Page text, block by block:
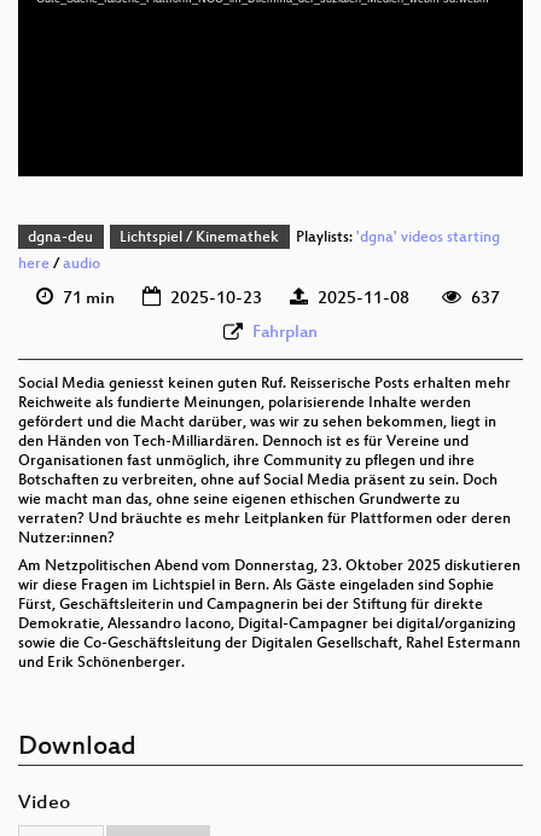
dgna-deu Lichtspiel / Kinemathek Playlists: 'dgna' videos starting
here /audio
71 min 2025-10-23 2025-11-08
637
Fahrplan
Social Media geniesst keinen guten Ruf. Reisserische Posts erhalten mehr
Reichweite als fundierte Meinungen, polarisierende Inhalte werden
gefördert und die Macht darüber, was wir zu sehen bekommen, liegt in
den Händen von Tech-Milliardären. Dennoch ist es für Vereine und
Organisationen fast unmöglich, ihre Community zu pflegen und ihre
Botschaften zu verbreiten, ohne auf Social Media präsent zu sein. Doch
wie macht man das, ohne seine eigenen ethischen Grundwerte zu
verraten? Und bräuchte es mehr Leitplanken für Plattformen oder deren
Nutzer:innen?
Am Netzpolitischen Abend vom Donnerstag, 23. Oktober 2025 diskutieren
wir diese Fragen im Lichtspiel in Bern. Als Gäste eingeladen sind Sophie
Fürst, Geschäftsleiterin und Campagnerin bei der Stiftung für direkte
Demokratie, Alessandro Iacono, Digital-Campagner bei digital/organizing
sowie die Co-Geschäftsleitung der Digitalen Gesellschaft, Rahel Estermann
und Erik Schönenberger.
Download
Video